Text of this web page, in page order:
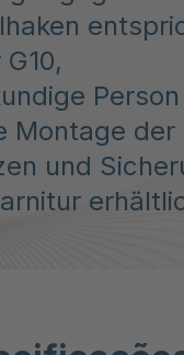
Montage
und